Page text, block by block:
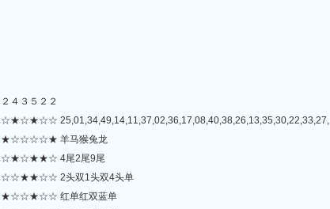
４３５２２
羊马猴兔龙
4尾2尾9尾
2头双1头双4头单
红单红双蓝单